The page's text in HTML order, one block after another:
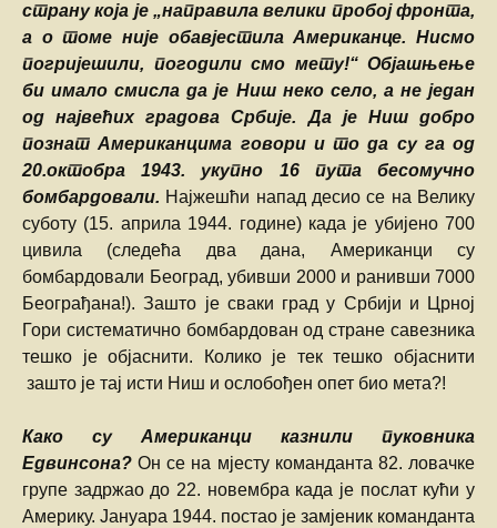
страну која је „направила велики пробој фронта,
а о томе није обавјестила Американце. Нисмо
погријешили, погодили смо мету!“ Објашњење
би имало смисла да је Ниш неко село, а не један
од највећих градова Србије. Да је Ниш добро
познат Американцима говори и то да су га од
20.октобра 1943. укупно 16 пута бесомучно
бомбардовали. Најжешћи напад десио се на Велику
суботу (15. априла 1944. године) када је убијено 700
цивила (следећа два дана, Американци су
бомбардовали Београд, убивши 2000 и ранивши 7000
Београђана!). Зашто је сваки град у Србији и Црној
Гори систематично бомбардован од стране савезника
тешко је објаснити. Колико је тек тешко објаснити
зашто је тај исти Ниш и ослобођен опет био мета?!
Како су Американци казнили пуковника
Едвинсона? Он се на мјесту команданта 82. ловачке
групе задржао до 22. новембра када је послат кући у
Америку. Јануара 1944. постао је замјеник команданта